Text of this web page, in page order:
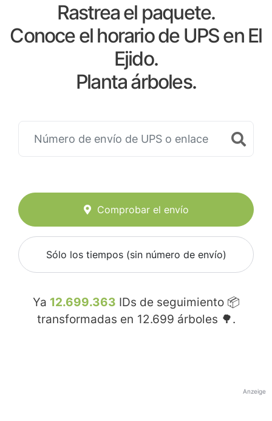
Rastrea el paquete.
Conoce el horario de UPS en El
Ejido.
Planta árboles.
Comprobar el envío
Sólo los tiempos (sin número de envío)
Ya 12.699.363 IDs de seguimiento 📦
transformadas en 12.699 árboles 🌳.
Anzeige